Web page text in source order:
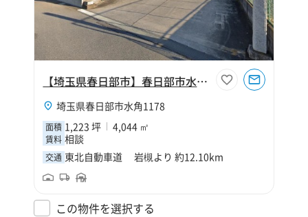
【埼玉県春日部市】春日部市水角1223坪倉庫
埼玉県春日部市水角1178
面積 1,223 坪 4,044 ㎡
賃料 相談
交通 東北自動車道 岩槻より 約12.10km
この物件を選択する